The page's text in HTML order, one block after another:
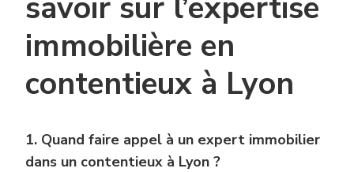
immobilière en
contentieux à Lyon
1. Quand faire appel à un expert immobilier
dans un contentieux à Lyon ?